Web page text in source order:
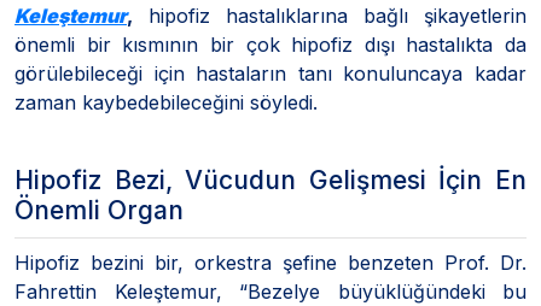
Keleştemur, hipofiz hastalıklarına bağlı şikayetlerin
önemli bir kısmının bir çok hipofiz dışı hastalıkta da
görülebileceği için hastaların tanı konuluncaya kadar
zaman kaybedebileceğini söyledi.
Hipofiz Bezi, Vücudun Gelişmesi İçin En
Önemli Organ
Hipofiz bezini bir, orkestra şefine benzeten Prof. Dr.
Fahrettin Keleştemur, “Bezelye büyüklüğündeki bu